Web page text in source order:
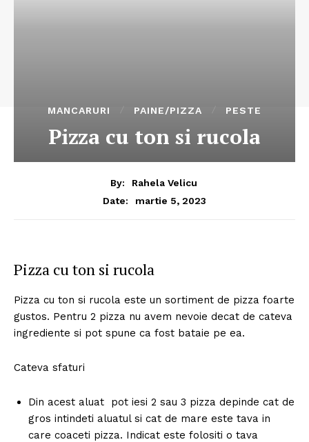
MANCARURI PAINE/PIZZA PESTE
Pizza cu ton si rucola
By:
Rahela Velicu
Date:
martie 5, 2023
Pizza cu ton si rucola
Pizza cu ton si rucola este un sortiment de pizza foarte
gustos. Pentru 2 pizza nu avem nevoie decat de cateva
ingrediente si pot spune ca fost bataie pe ea.
Cateva sfaturi
Din acest aluat pot iesi 2 sau 3 pizza depinde cat de
gros intindeti aluatul si cat de mare este tava in
care coaceti pizza. Indicat este folositi o tava